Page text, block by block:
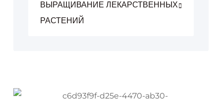
ВЫРАЩИВАНИЕ ЛЕКАРСТВЕННЫХ
РАСТЕНИЙ